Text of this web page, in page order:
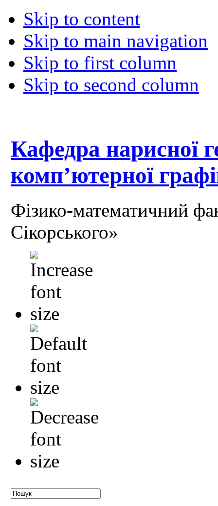
Skip to content
Skip to main navigation
Skip to first column
Skip to second column
Кафедра нарисної
комп’ютерної
Фізико-математичний
Сікорського»